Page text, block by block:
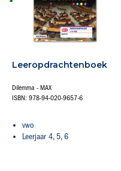
Leeropdrachtenboek
Dilemma - MAX
ISBN: 978-94-020-9657-6
vwo
Leerjaar 4, 5, 6